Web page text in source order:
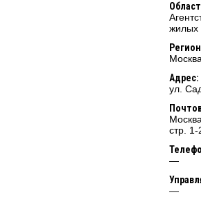
жилых
Адрес:
ул.
стр.
—
—